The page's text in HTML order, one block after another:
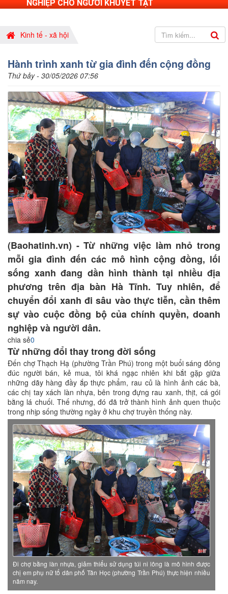
NGHIỆP CHO NGƯỜI KHUYẾT TẬT
Kinh tế - xã hội
Hành trình xanh từ gia đình đến cộng đồng
Thứ bảy - 30/05/2026 07:56
(Baohatinh.vn) - Từ những việc làm nhỏ trong
mỗi gia đình đến các mô hình cộng đồng, lối
sống xanh đang dần hình thành tại nhiều địa
phương trên địa bàn Hà Tĩnh. Tuy nhiên, để
chuyển đổi xanh đi sâu vào thực tiễn, cần thêm
sự vào cuộc đồng bộ của chính quyền, doanh
nghiệp và người dân.
chia sẻ0
Từ những đổi thay trong đời sống
Đến chợ Thạch Hạ (phường Trần Phú) trong một buổi sáng đông
đúc người bán, kẻ mua, tôi khá ngạc nhiên khi bắt gặp giữa
những dãy hàng đầy ắp thực phẩm, rau củ là hình ảnh các bà,
các chị tay xách làn nhựa, bên trong đựng rau xanh, thịt, cá gói
bằng lá chuối. Thế nhưng, đó đã trở thành hình ảnh quen thuộc
trong nhịp sống thường ngày ở khu chợ truyền thống này.
Đi chợ bằng làn nhựa, giảm thiểu sử dụng túi ni lông là mô hình được
chị em phụ nữ tổ dân phố Tân Học (phường Trần Phú) thực hiện nhiều
năm nay.